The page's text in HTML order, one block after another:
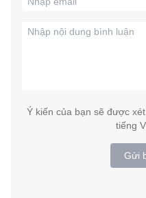
Ý kiến của bạn sẽ được
tiếng
Gửi